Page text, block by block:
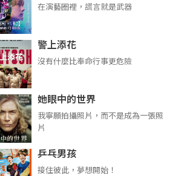
在演藝圈裡，謊言就是武器
警上添花
沒有什麼比奉命行事更危險
她眼中的世界
我寧願拍攝照片，而不是成為一張照
片
乒乓男孩
接住彼此，夢想開始！